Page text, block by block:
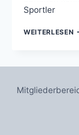
Sportler
WEITERLESEN